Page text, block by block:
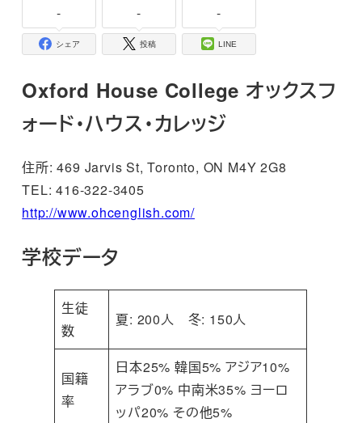
-
シェア
-
投稿
-
LINE
Oxford House College オックスフ
ォード・ハウス・カレッジ
住所: 469 Jarvis St, Toronto, ON M4Y 2G8
TEL: 416-322-3405
http://www.ohcenglish.com/
学校データ
生徒
数
夏: 200人 冬: 150人
国籍
率
日本25% 韓国5% アジア10%
アラブ0% 中南米35% ヨーロ
ッパ20% その他5%